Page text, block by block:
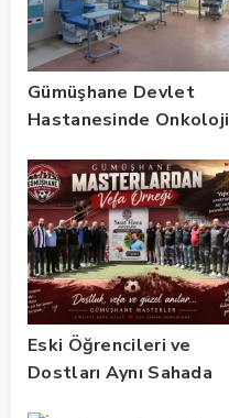
Gümüşhane Devlet
Hastanesinde Onkoloji
Hastaya Hizmet Verdi
Eski Öğrencileri ve
Dostları Aynı Sahada